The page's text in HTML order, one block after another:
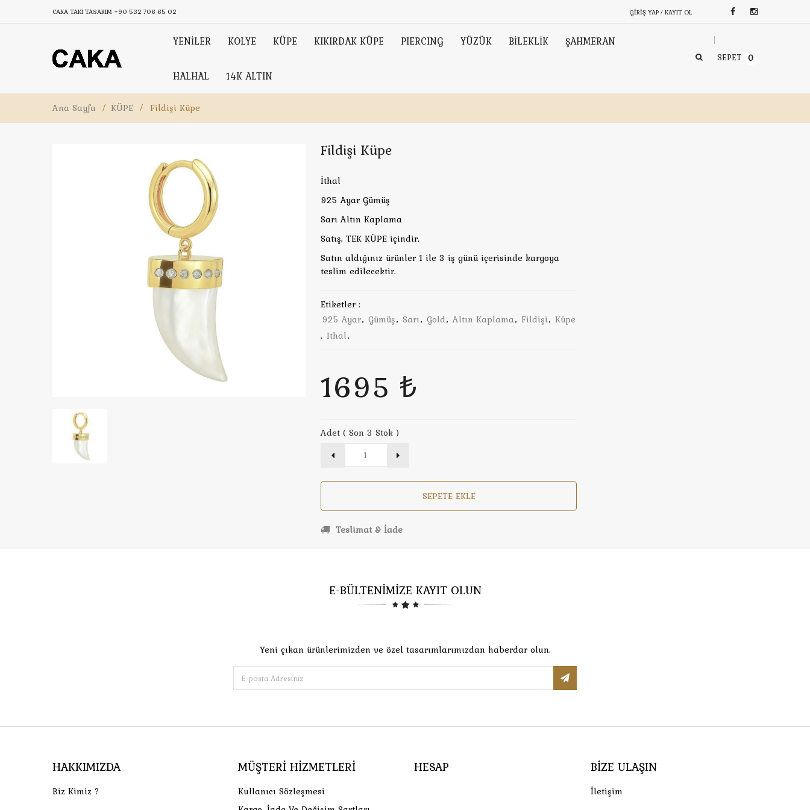
CAKA TAKI TASARIM +90 532 706 65 02 GIRIŞ YAP / KAYIT OL
YENİLER KOLYE KÜPE KIKIRDAK KÜPE PIERCING YÜZÜK BİLEKLİK ŞAHMERAN
HALHAL 14K ALTIN
SEPET 0
Ana Sayfa / KÜPE / Fildişi Küpe
Fildişi Küpe
İthal
925 Ayar Gümüş
Sarı Altın Kaplama
Satış, TEK KÜPE içindir.
Satın aldığınız ürünler 1 ile 3 iş günü içerisinde kargoya
teslim edilecektir.
Etiketler :
925 Ayar, Gümüş, Sarı, Gold, Altın Kaplama, Fildişi, Küpe
, Ithal,
1695 ₺
Adet ( Son 3 Stok )
SEPETE EKLE
Teslimat & İade
E-BÜLTENİMİZE KAYIT OLUN
Yeni çıkan ürünlerimizden ve özel tasarımlarımızdan haberdar olun.
HAKKIMIZDA
Biz Kimiz ?
MÜŞTERI HIZMETLERI
Kullanıcı Sözleşmesi
HESAP BIZE ULAŞIN
İletişim